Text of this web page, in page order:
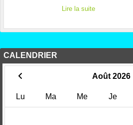
Lire la suite
CALENDRIER
Août 2026
Lu Ma Me Je